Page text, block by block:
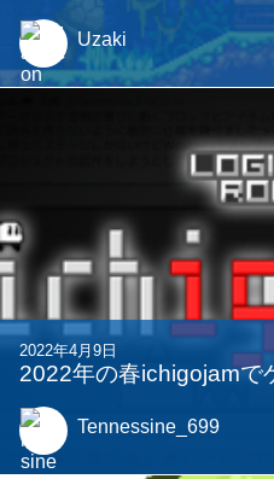
Uzaki
2022年4月9日
2022年の春ichigojamで
Tennessine_699